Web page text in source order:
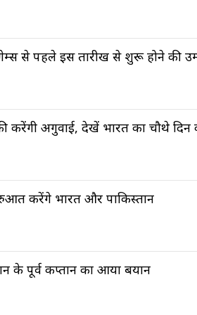
से पहले इस तारीख से शुरू होने की
करेंगी अगुवाई, देखें भारत का चौथे दिन
करेंगे भारत और पाकिस्तान
के पूर्व कप्तान का आया बयान